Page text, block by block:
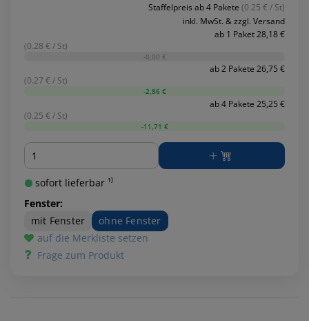
Staffelpreis ab 4 Pakete (0.25 € / St)
inkl. MwSt. & zzgl. Versand
ab 1 Paket 28,18 €
(0.28 € / St)
-0,00 €
ab 2 Pakete 26,75 €
(0.27 € / St)
-2,86 €
ab 4 Pakete 25,25 €
(0.25 € / St)
-11,71 €
Menge
sofort lieferbar ¹⁾
Fenster:
mit Fenster
ohne Fenster
auf die Merkliste setzen
Frage zum Produkt